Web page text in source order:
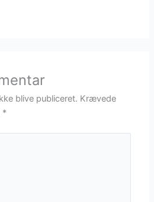
blive publiceret. Krævede
*